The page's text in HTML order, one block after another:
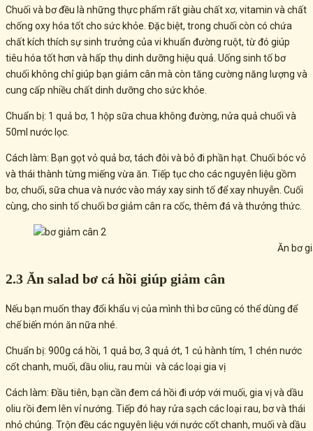
Chuối và bơ đều là những thực phẩm rất giàu chất xơ, vitamin và chất
chống oxy hóa tốt cho sức khỏe. Đặc biệt, trong chuối còn có chứa
chất kích thích sự sinh trưởng của vi khuẩn đường ruột, từ đó giúp
tiêu hóa tốt hơn và hấp thụ dinh dưỡng hiệu quả. Uống sinh tố bơ
chuối không chỉ giúp bạn giảm cân mà còn tăng cường năng lượng và
cung cấp nhiều chất dinh dưỡng cho sức khỏe.
Chuẩn bị: 1 quả bơ, 1 hộp sữa chua không đường, nửa quả chuối và
50ml nước lọc.
Cách làm: Bạn gọt vỏ quả bơ, tách đôi và bỏ đi phần hạt. Chuối bóc vỏ
và thái thành từng miếng vừa ăn. Tiếp tục cho các nguyên liệu gồm
bơ, chuối, sữa chua và nước vào máy xay sinh tố để xay nhuyễn. Cuối
cùng, cho sinh tố chuối bơ giảm cân ra cốc, thêm đá và thưởng thức.
Ăn bơ
2.3 Ăn salad bơ cá hồi giúp giảm cân
Nếu bạn muốn thay đổi khẩu vị của mình thì bơ cũng có thể dùng để
chế biến món ăn nữa nhé.
Chuẩn bị: 900g cá hồi, 1 quả bơ, 3 quả ớt, 1 củ hành tím, 1 chén nước
cốt chanh, muối, dầu oliu, rau mùi và các loại gia vị
Cách làm: Đầu tiên, bạn cần đem cá hồi đi ướp với muối, gia vị và dầu
oliu rồi đem lên vỉ nướng. Tiếp đó hay rửa sạch các loại rau, bơ và thái
nhỏ chúng. Trộn đều các nguyên liệu với nước cốt chanh, muối và dầu